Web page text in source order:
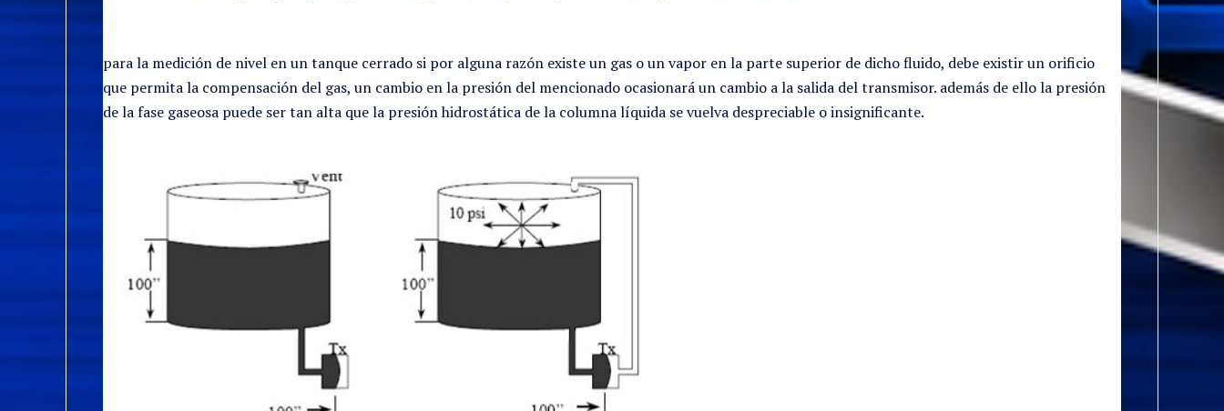
para la medición de nivel en un tanque cerrado si por alguna razón existe un gas o un vapor en la parte superior de dicho fluido, debe existir un orificio
que permita la compensación del gas, un cambio en la presión del mencionado ocasionará un cambio a la salida del transmisor. además de ello la presión
de la fase gaseosa puede ser tan alta que la presión hidrostática de la columna líquida se vuelva despreciable o insignificante.